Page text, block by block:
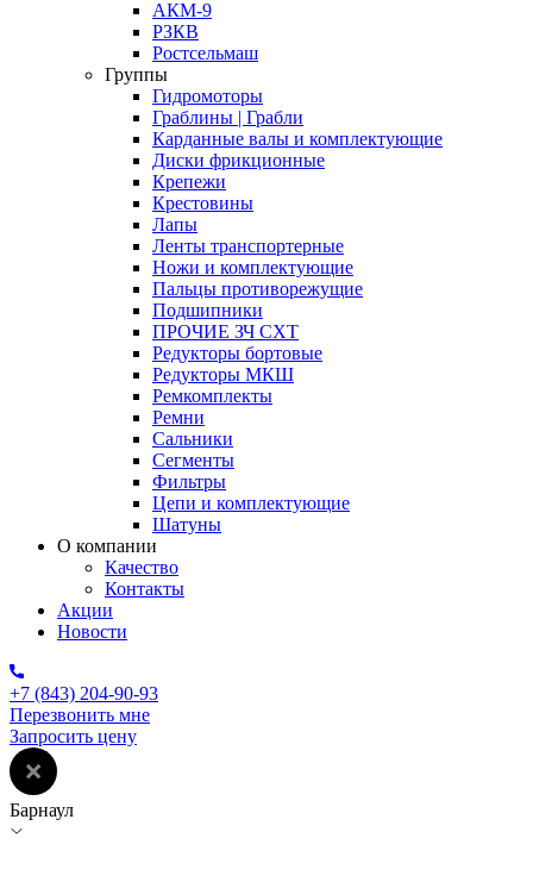
АКМ-9
РЗКВ
Ростсельмаш
Группы
Гидромоторы
Граблины | Грабли
Карданные валы и комплектующие
Диски фрикционные
Крепежи
Крестовины
Лапы
Ленты транспортерные
Ножи и комплектующие
Пальцы противорежущие
Подшипники
ПРОЧИЕ ЗЧ СХТ
Редукторы бортовые
Редукторы МКШ
Ремкомплекты
Ремни
Сальники
Сегменты
Фильтры
Цепи и комплектующие
Шатуны
О компании
Качество
Контакты
Акции
Новости
+7 (843) 204-90-93
Перезвонить мне
Запросить цену
Барнаул